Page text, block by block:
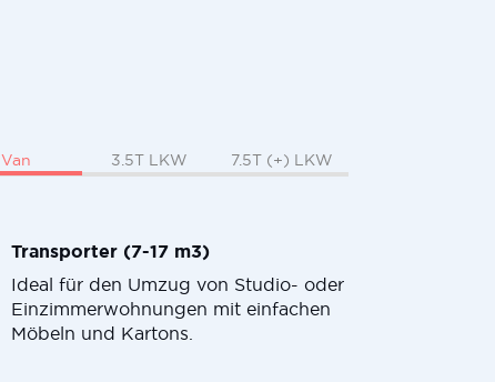
Van 3.5T LKW 7.5T (+) LKW
Transporter (7-17 m3)
Ideal für den Umzug von Studio- oder
Einzimmerwohnungen mit einfachen
Möbeln und Kartons.